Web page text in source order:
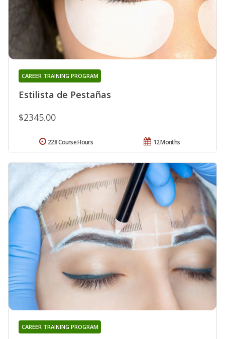
Estilista de Pestañas
CAREER TRAINING PROGRAM
$2345.00
12 Months
228 Course Hours
CAREER TRAINING PROGRAM